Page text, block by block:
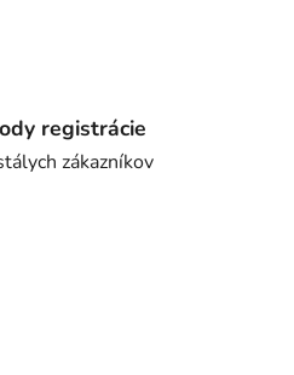
registrácie
zákazníkov